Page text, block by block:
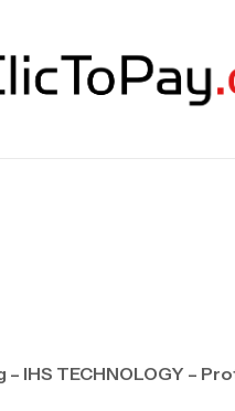
– IHS TECHNOLOGY –